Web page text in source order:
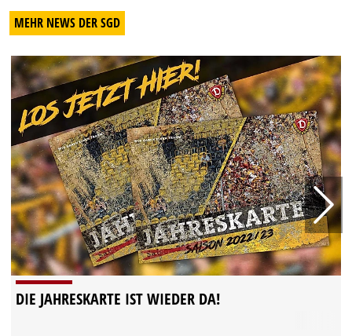
MEHR NEWS DER SGD
DIE JAHRESKARTE IST WIEDER DA!